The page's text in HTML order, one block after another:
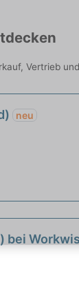
Vertrieb
neu